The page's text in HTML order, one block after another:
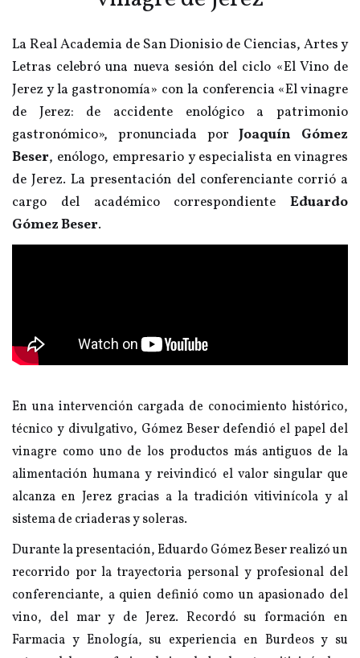
La Real Academia de San Dionisio de Ciencias, Artes y
Letras celebró una nueva sesión del ciclo «El Vino de
Jerez y la gastronomía» con la conferencia «El vinagre
de Jerez: de accidente enológico a patrimonio
gastronómico», pronunciada porJoaquín Gómez
Beser, enólogo, empresario y especialista en vinagres
de Jerez. La presentación del conferenciante corrió a
cargo del académico correspondiente Eduardo
Gómez Beser.
En una intervención cargada de conocimiento histórico,
técnico y divulgativo, Gómez Beser defendió el papel del
vinagre como uno de los productos más antiguos de la
alimentación humana y reivindicó el valor singular que
alcanza en Jerez gracias a la tradición vitivinícola y al
sistema de criaderas y soleras.
Durante la presentación, Eduardo Gómez Beser realizó un
recorrido por la trayectoria personal y profesional del
conferenciante, a quien definió como un apasionado del
vino, del mar y de Jerez. Recordó su formación en
Farmacia y Enología, su experiencia en Burdeos y su